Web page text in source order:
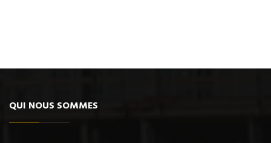
QUI NOUS SOMMES